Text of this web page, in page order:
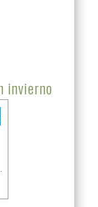
invierno